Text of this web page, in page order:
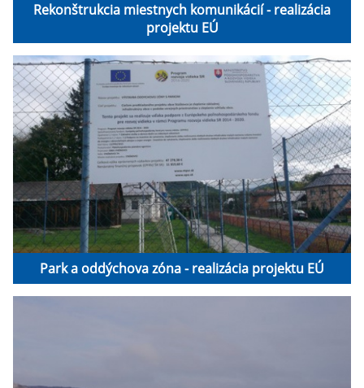
Rekonštrukcia miestnych komunikácií - realizácia
projektu EÚ
Park a oddýchova zóna - realizácia projektu EÚ